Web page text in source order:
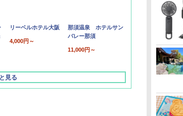
リーベルホテル大阪
4,000円～
那須温泉 ホテルサン
バレー那須
11,000円～
見る